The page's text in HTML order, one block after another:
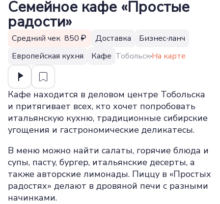
Семейное кафе «Простые
радости»
Средний чек 850 Доставка
Бизнес-ланч
Европейская кухня
Кафе ТобольскНа карте
Кафе находится в деловом центре Тобольска
и притягивает всех, кто хочет попробовать
итальянскую кухню, традиционные сибирские
угощения и гастрономические деликатесы.
В меню можно найти салаты, горячие блюда и
супы, пасту, бургер, итальянские десерты, а
также авторские лимонады. Пиццу в «Простых
радостях» делают в дровяной печи с разными
начинками.